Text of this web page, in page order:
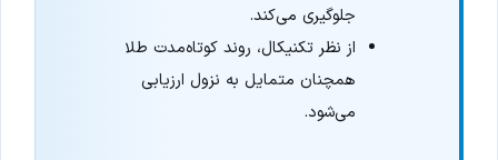
جلوگیری می‌کند.
از نظر تکنیکال، روند کوتاه‌مدت طلا
همچنان متمایل به نزول ارزیابی
می‌شود.